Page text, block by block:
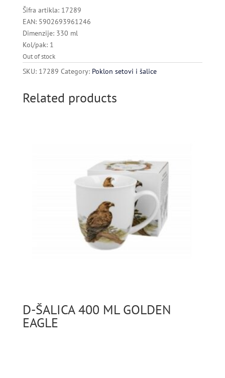
Šifra artikla: 17289
EAN: 5902693961246
Dimenzije: 330 ml
Kol/pak: 1
Out of stock
SKU: 17289 Category: Poklon setovi i šalice
Related products
D-ŠALICA 400 ML GOLDEN
EAGLE